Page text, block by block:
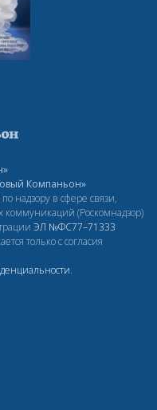
Компаньон»
надзору в сфере связи,
(Роскомнадзор)
ЭЛ №ФС77–71333
только с согласия
.